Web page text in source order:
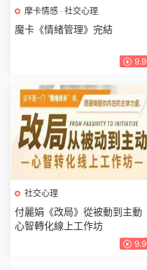
摩卡情感 · 社交心理
魔卡《情緒管理》完結
9.9
社交心理
付麗娟《改局》從被動到主動
心智轉化線上工作坊
9.9